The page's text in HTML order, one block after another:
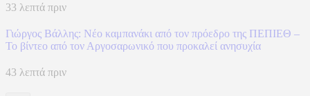
33 λεπτά πριν
Γιώργος Βάλλης: Νέο καμπανάκι από τον πρόεδρο της ΠΕΠΙΕΘ –
Το βίντεο από τον Αργοσαρωνικό που προκαλεί ανησυχία
43 λεπτά πριν